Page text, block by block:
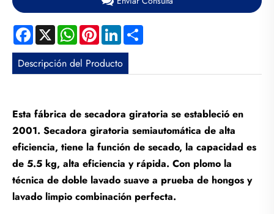
Facebook
X WhatsApp
PinterestLinkedIn
Descripción del Producto
Esta fábrica de secadora giratoria se estableció en
2001. Secadora giratoria semiautomática de alta
eficiencia, tiene la función de secado, la capacidad es
de 5.5 kg, alta eficiencia y rápida. Con plomo la
técnica de doble lavado suave a prueba de hongos y
lavado limpio combinación perfecta.